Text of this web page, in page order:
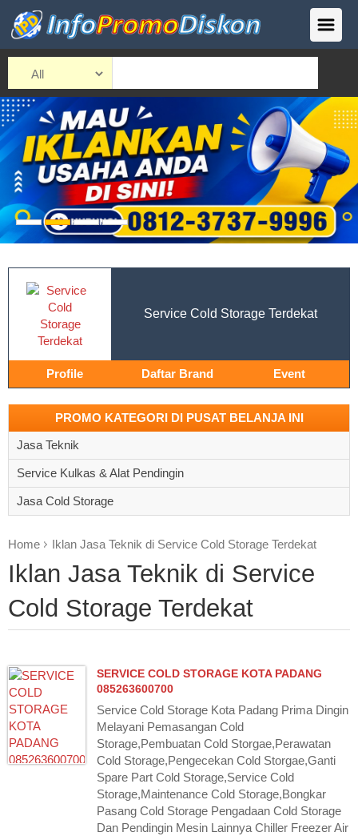
Service Cold Storage Terdekat
Profile Daftar Brand Event
PROMO KATEGORI DI PUSAT BELANJA INI
Jasa Teknik
Service Kulkas & Alat Pendingin
Jasa Cold Storage
Home Iklan Jasa Teknik di Service Cold Storage Terdekat
Iklan Jasa Teknik di Service
Cold Storage Terdekat
SERVICE COLD STORAGE KOTA PADANG
085263600700
Service Cold Storage Kota Padang Prima Dingin
Melayani Pemasangan Cold
Storage,Pembuatan Cold Storgae,Perawatan
Cold Storage,Pengecekan Cold Storgae,Ganti
Spare Part Cold Storage,Service Cold
Storage,Maintenance Cold Storage,Bongkar
Pasang Cold Storage Pengadaan Cold Storage
Dan Pendingin Mesin Lainnya Chiller Freezer Air